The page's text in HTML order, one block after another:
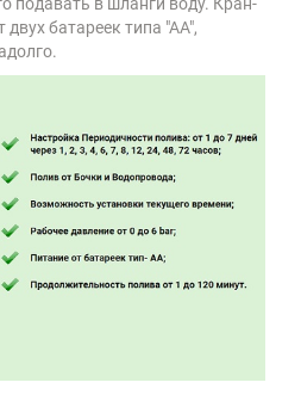
двух батареек типа "АА",